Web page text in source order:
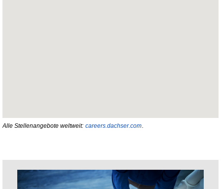
Alle Stellenangebote weltweit: careers.dachser.com.